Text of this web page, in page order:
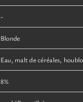
-
Blonde
Eau, malt de céréales,
8%